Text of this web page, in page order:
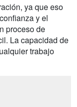
ya que eso
y el
proceso de
La capacidad de
trabajo